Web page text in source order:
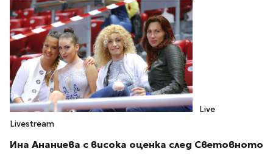
Live
Livestream
Ина Ананиева с висока оценка след Световното